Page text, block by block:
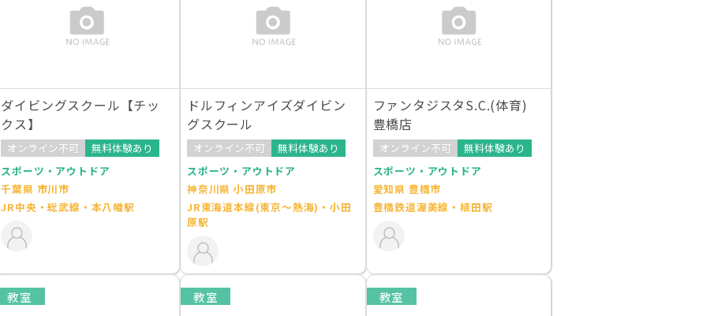
ダイビングスクール【チッ
クス】
オンライン不可
無料体験あり
スポーツ・アウトドア
千葉県 市川市
JR中央・総武線・本八幡駅
ドルフィンアイズダイビン
グスクール
オンライン不可
無料体験あり
スポーツ・アウトドア
神奈川県 小田原市
JR東海道本線(東京～熱海)・小田
原駅
ファンタジスタS.C.(体育)
豊橋店
オンライン不可
無料体験あり
スポーツ・アウトドア
愛知県 豊橋市
豊橋鉄道渥美線・植田駅
教室 教室 教室